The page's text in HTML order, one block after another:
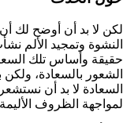
لكن لا بد أن أوضح لك
النشوة وتمجيد الألم
حقيقة وأساس تلك
الشعور بالسعادة،
السعادة لا بد أن
لمواجهة الظروف